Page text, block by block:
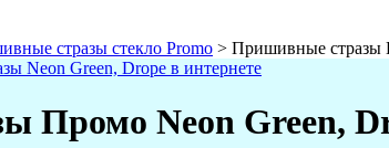
стразы стекло Promo > Пришивные стразы
Промо Neon Green,